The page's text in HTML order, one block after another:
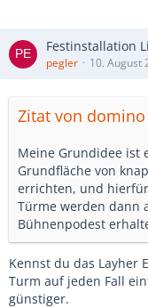
Festinstallation
pegler 10. August
Zitat von domino
Meine Grundidee ist
Grundfläche von
errichten, und
Türme werden dann
Bühnenpodest
Kennst du das Layher
Turm auf jeden Fall
günstiger.